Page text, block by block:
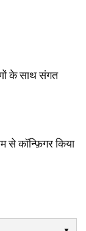
के साथ संगत
से कॉन्फ़िगर किया